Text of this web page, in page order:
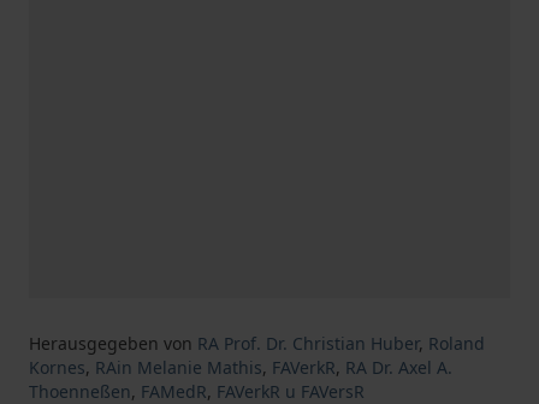
Herausgegeben von RA Prof. Dr. Christian Huber, Roland
Kornes, RAin Melanie Mathis, FAVerkR, RA Dr. Axel A.
Thoenneßen, FAMedR, FAVerkR u FAVersR